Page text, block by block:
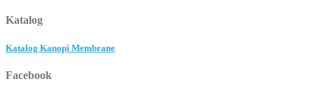
Katalog
Katalog Kanopi Membrane
Facebook